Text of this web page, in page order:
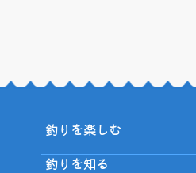
釣りを楽しむ
釣りを知る